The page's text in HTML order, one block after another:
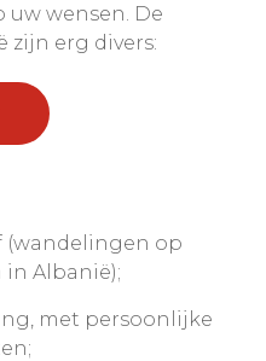
uw wensen. De
zijn erg divers:
(wandelingen op
Albanië);
met persoonlijke